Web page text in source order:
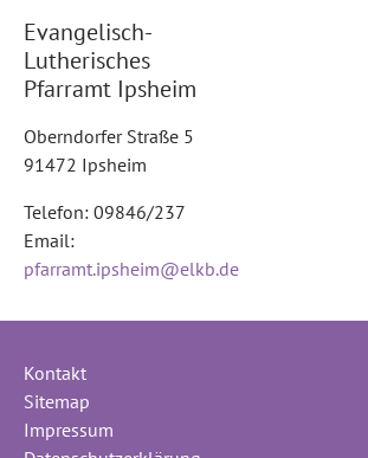
Evangelisch-
Lutherisches
Pfarramt Ipsheim
Oberndorfer Straße 5
91472 Ipsheim
Telefon: 09846/237
Email:
pfarramt.ipsheim@elkb.de
Kontakt
Sitemap
Impressum